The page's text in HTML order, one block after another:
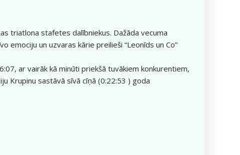
triatlona stafetes dalībniekus. Dažāda vecuma
emociju un uzvaras kārie preilieši “Leonīds un Co”
ar vairāk kā minūti priekšā tuvākiem konkurentiem,
Krupinu sastāvā sīvā cīņā (0:22:53 ) goda